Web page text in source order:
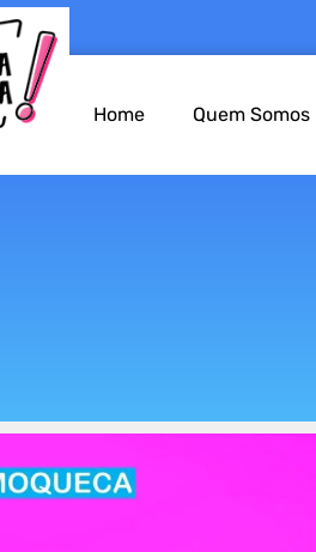
Home Quem Somos